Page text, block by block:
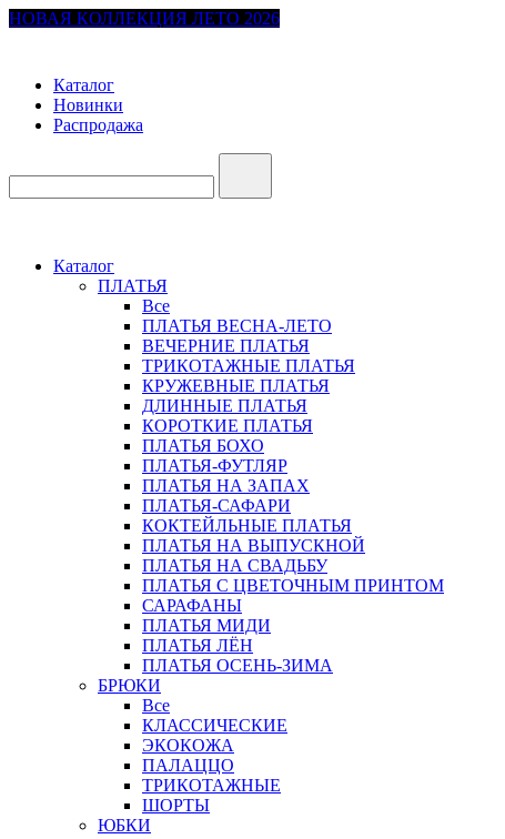
НОВАЯ КОЛЛЕКЦИЯ ЛЕТО 2026
Каталог
Новинки
Распродажа
Каталог
ПЛАТЬЯ
Все
ПЛАТЬЯ ВЕСНА-ЛЕТО
ВЕЧЕРНИЕ ПЛАТЬЯ
ТРИКОТАЖНЫЕ ПЛАТЬЯ
КРУЖЕВНЫЕ ПЛАТЬЯ
ДЛИННЫЕ ПЛАТЬЯ
КОРОТКИЕ ПЛАТЬЯ
ПЛАТЬЯ БОХО
ПЛАТЬЯ-ФУТЛЯР
ПЛАТЬЯ НА ЗАПАХ
ПЛАТЬЯ-САФАРИ
КОКТЕЙЛЬНЫЕ ПЛАТЬЯ
ПЛАТЬЯ НА ВЫПУСКНОЙ
ПЛАТЬЯ НА СВАДЬБУ
ПЛАТЬЯ С ЦВЕТОЧНЫМ ПРИНТОМ
САРАФАНЫ
ПЛАТЬЯ МИДИ
ПЛАТЬЯ ЛЁН
ПЛАТЬЯ ОСЕНЬ-ЗИМА
БРЮКИ
Все
КЛАССИЧЕСКИЕ
ЭКОКОЖА
ПАЛАЦЦО
ТРИКОТАЖНЫЕ
ШОРТЫ
ЮБКИ